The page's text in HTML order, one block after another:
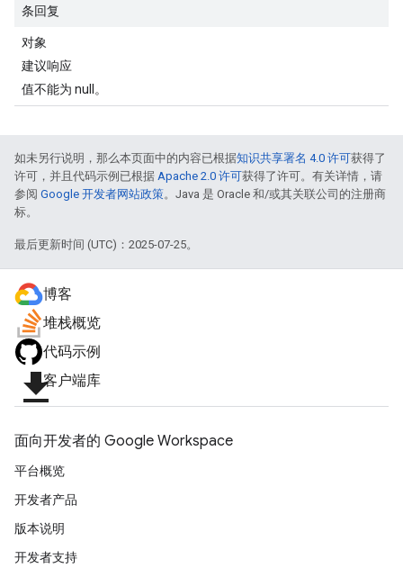
条回复
对象
建议响应
值不能为 null。
如未另行说明，那么本页面中的内容已根据知识共享署名 4.0 许可获得了
许可，并且代码示例已根据 Apache 2.0 许可获得了许可。有关详情，请
参阅 Google 开发者网站政策。Java 是 Oracle 和/或其关联公司的注册商
标。
最后更新时间 (UTC)：2025-07-25。
博客
堆栈概览
代码示例
file_download客户端库
面向开发者的 Google Workspace
平台概览
开发者产品
版本说明
开发者支持